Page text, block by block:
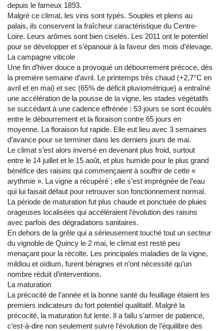
depuis le fameux 1893.
Malgré ce climat, les vins sont typés. Souples et pleins au
palais, ils conservent la fraîcheur caractéristique du Centre-
Loire. Leurs arômes sont bien ciselés. Les 2011 ont le potentiel
pour se développer et s’épanouir à la faveur des mois d’élevage.
La campagne viticole
Une fin d’hiver douce a provoqué un débourrement précoce, dès
la première semaine d’avril. Le printemps très chaud (+2,7°C en
avril et en mai) et sec (65% de déficit pluviométrique) a entraîné
une accélération de la pousse de la vigne, les stades végétatifs
se succédant à une cadence effrénée : 53 jours se sont écoulés
entre le débourrement et la floraison contre 65 jours en
moyenne. La floraison fut rapide. Elle eut lieu avec 3 semaines
d’avance pour se terminer dans les derniers jours de mai.
Le climat s’est alors inversé en devenant plus froid, surtout
entre le 14 juillet et le 15 août, et plus humide pour le plus grand
bénéfice des raisins qui commençaient à souffrir de cette «
arythmie ». La vigne a récupéré ; elle s’est imprégnée de l’eau
qui lui faisait défaut pour retrouver son fonctionnement normal.
La période de maturation fut plus chaude et ponctuée de pluies
orageuses localisées qui accéléraient l’évolution des raisins
avec parfois des dégradations sanitaires.
En dehors de la grêle qui a sérieusement touché tout un secteur
du vignoble de Quincy le 2 mai, le climat est resté peu
menaçant pour la récolte. Les principales maladies de la vigne,
mildiou et oïdium, furent bénignes et n’ont nécessité qu’un
nombre réduit d’interventions.
La maturation
La précocité de l’année et la bonne santé du feuillage étaient les
premiers indicateurs du fort potentiel qualitatif. Malgré la
précocité, la maturation fut lente. Il a fallu s’armer de patience,
c’est-à-dire non seulement suivre l’évolution de l’équilibre des